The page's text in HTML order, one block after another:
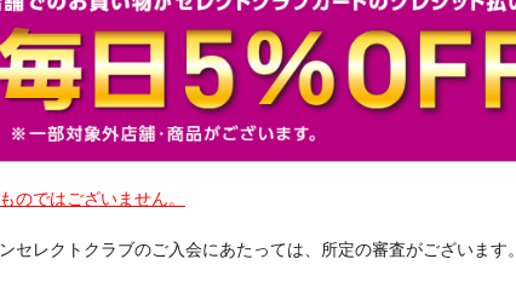
のではございません。
レクトクラブのご入会にあたっては、所定の審査がございます。